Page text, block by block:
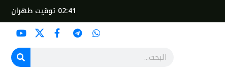
02:41 توقيت طهران